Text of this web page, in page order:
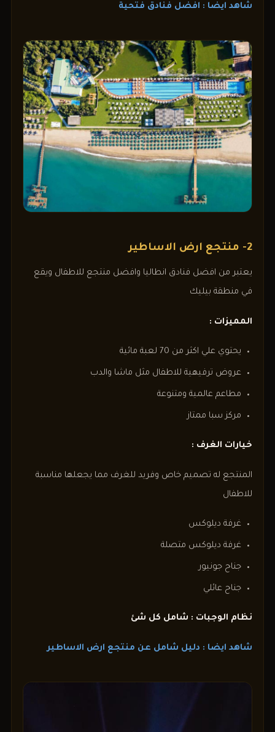
شاهد ايضا : افضل فنادق فتحية
2- منتجع ارض الاساطير
يعتبر من افضل فنادق انطاليا وافضل منتجع للاطفال ويقع
في منطقة بيليك
المميزات :
يحتوي علي اكثر من 70 لعبة مائية
عروض ترفيهية للاطفال مثل ماشا والدب
مطاعم عالمية ومتنوعة
مركز سبا ممتاز
خيارات الغرف :
المنتجع له تصميم خاص وفريد للغرف مما يجعلها مناسبة
للاطفال
غرفة ديلوكس
غرفة ديلوكس متصلة
جناح جونيور
جناح عائلي
نظام الوجبات : شامل كل شئ
شاهد ايضا : دليل شامل عن منتجع ارض الاساطير